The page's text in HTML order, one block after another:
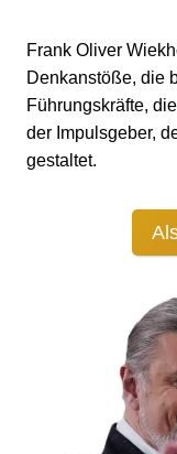
Frank Oliver
Denkanstöße, die
Führungskräfte,
der Impulsgeber,
gestaltet.